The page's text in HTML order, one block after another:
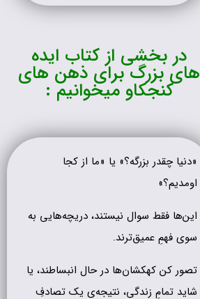
در بخشی از کتاب ایده
های بزرگ برای ذهن های
کنجکاو میخوانیم :
«دنیا چقدر بزرگه؟» یا «ما از کجا
اومدیم؟»
این‌ها فقط سوال نیستند، دریچه‌هایی به
سوی فهمِ عمیق‌ترند.
تصور کن کهکشان‌ها در حال انبساطند، یا
شاید تمامِ زندگی، نتیجه‌ی یک تصادفِ